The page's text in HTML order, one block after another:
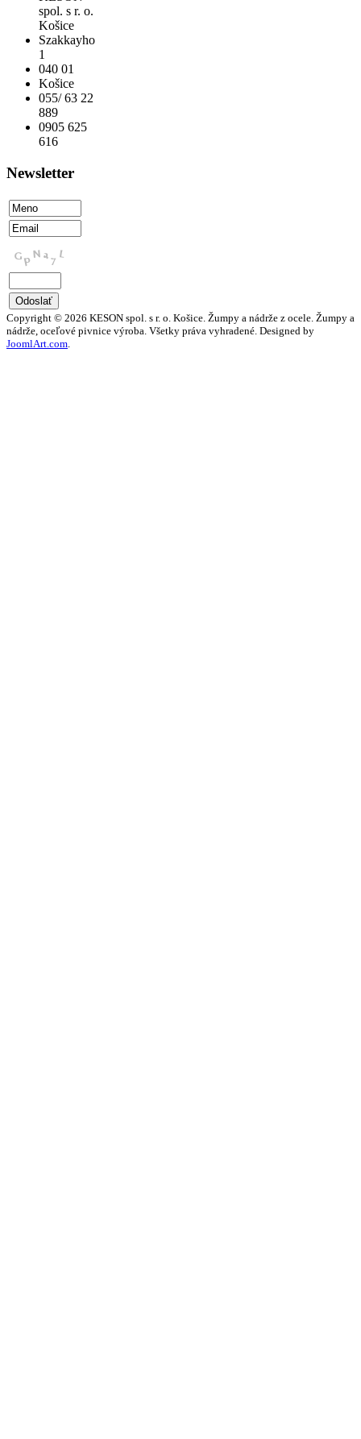
spol. s r. o.
Košice
Szakkayho
1
040 01
Košice
055/ 63 22
889
0905 625
616
Newsletter
Copyright © 2026 KESON spol. s r. o. Košice. Žumpy a nádrže z ocele. Žumpy a
nádrže, oceľové pivnice výroba. Všetky práva vyhradené. Designed by
JoomlArt.com